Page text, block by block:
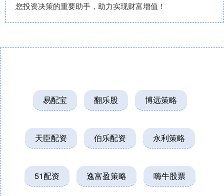
您投资决策的重要助手，助力实现财富增值！
易配宝 翻乐股 博远策略
天臣配资 伯乐配资 永利策略
51配资 逸富盈策略 嗨牛股票